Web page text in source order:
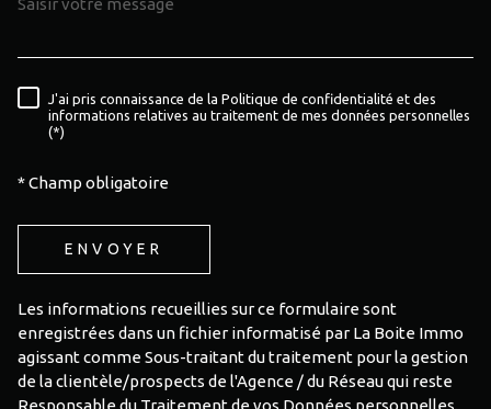
RÈGLEMENTATION
J'ai pris connaissance de la Politique de confidentialité et des
informations relatives au traitement de mes données personnelles
(*)
* Champ obligatoire
ENVOYER
Les informations recueillies sur ce formulaire sont
enregistrées dans un fichier informatisé par La Boite Immo
agissant comme Sous-traitant du traitement pour la gestion
de la clientèle/prospects de l'Agence / du Réseau qui reste
Responsable du Traitement de vos Données personnelles.